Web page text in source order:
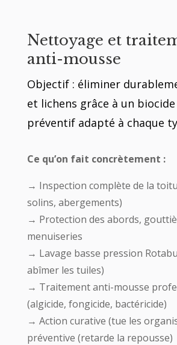
Nettoyage et
anti-mousse
Objectif : éliminer
et lichens grâce à un
préventif adapté à chaque
Ce qu’on fait concrètement :
→ Inspection complète de la
solins, abergements)
→ Protection des abords,
menuiseries
→ Lavage basse pression
abîmer les tuiles)
→ Traitement anti-mousse
(algicide, fongicide, bactéricide)
→ Action curative (tue les
préventive (retarde la repousse)